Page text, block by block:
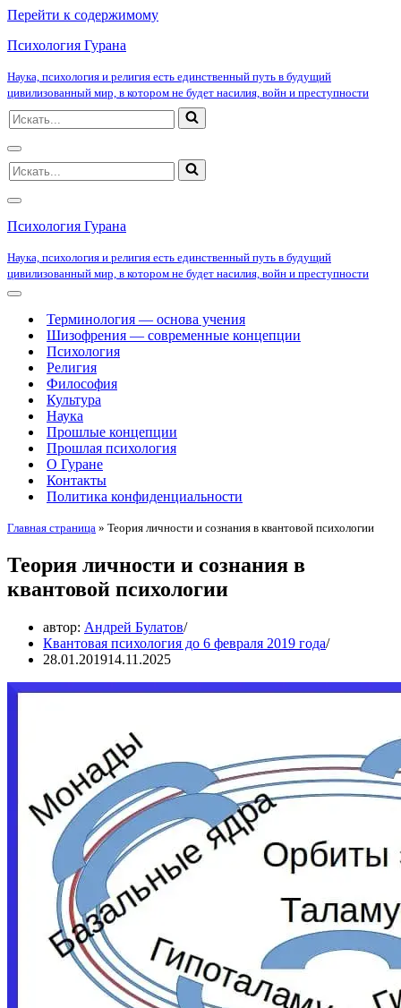
Перейти к содержимому
Психология Гурана
Наука, психология и религия есть единственный путь в будущий
цивилизованный мир, в котором не будет насилия, войн и преступности
Искать...
Меню
навигации
Искать...
Меню
навигации
Психология Гурана
Наука, психология и религия есть единственный путь в будущий
цивилизованный мир, в котором не будет насилия, войн и преступности
Меню
навигацииТерминология — основа учения
Шизофрения — современные концепции
Психология
Религия
Философия
Культура
Наука
Прошлые концепции
Прошлая психология
О Гуране
Контакты
Политика конфиденциальности
Главная страница » Теория личности и сознания в квантовой психологии
Теория личности и сознания в
квантовой психологии
автор: Андрей Булатов
Квантовая психология до 6 февраля 2019 года
28.01.201914.11.2025